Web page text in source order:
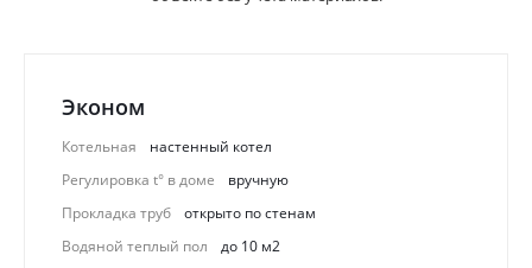
Эконом
Котельная
настенный котел
Регулировка t° в доме
вручную
Прокладка труб
открыто по стенам
Водяной теплый пол
до 10 м2